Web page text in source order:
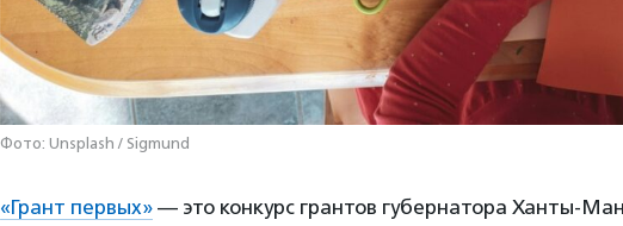
Фото: Unsplash / Sigmund
«Грант первых» — это конкурс грантов губернатора Ханты-